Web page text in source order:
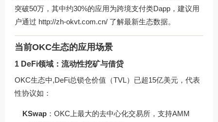
突破50万，其中约30%的应用为跨境支付类Dapp，建议用
户通过 http://zh-okvt.com.cn/ 了解最新生态数据。
当前OKC生态的应用场景
1 DeFi领域：流动性挖矿与借贷
OKC生态中,DeFi总锁仓价值（TVL）已超15亿美元，代表
性协议如：
KSwap ：OKC上最大的去中心化交易所，支持AMM